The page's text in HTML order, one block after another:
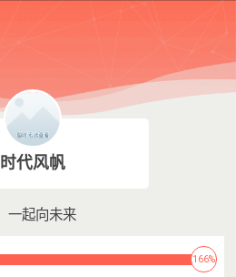
时代风帆
一起向未来
166%